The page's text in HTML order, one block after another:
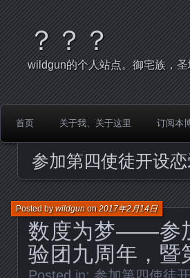
？？？
wildgun的个人站点。御宅族，
首页 关于我、关于这里 订阅本
参加第四使徒开设
数度为梦——参
验团九周年，暨
Posted bywildgunon2017年2月14日